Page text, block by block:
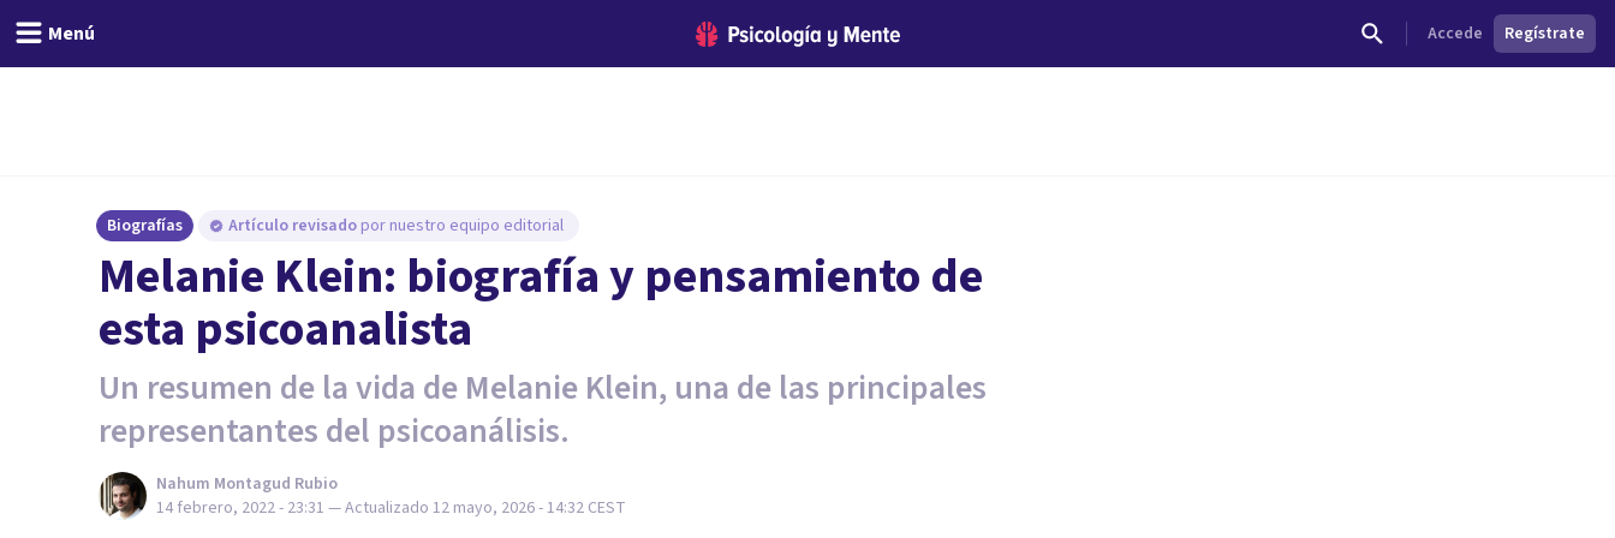
Menú Accede Regístrate
Biografías Artículo revisado por nuestro equipo editorial
Melanie Klein: biografía y pensamiento de
esta psicoanalista
Un resumen de la vida de Melanie Klein, una de las principales
representantes del psicoanálisis.
Nahum Montagud Rubio
14 febrero, 2022 - 23:31 — Actualizado 12 mayo, 2026 - 14:32 CEST